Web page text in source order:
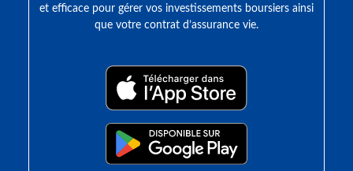
et efficace pour gérer vos investissements boursiers ainsi
que votre contrat d’assurance vie.